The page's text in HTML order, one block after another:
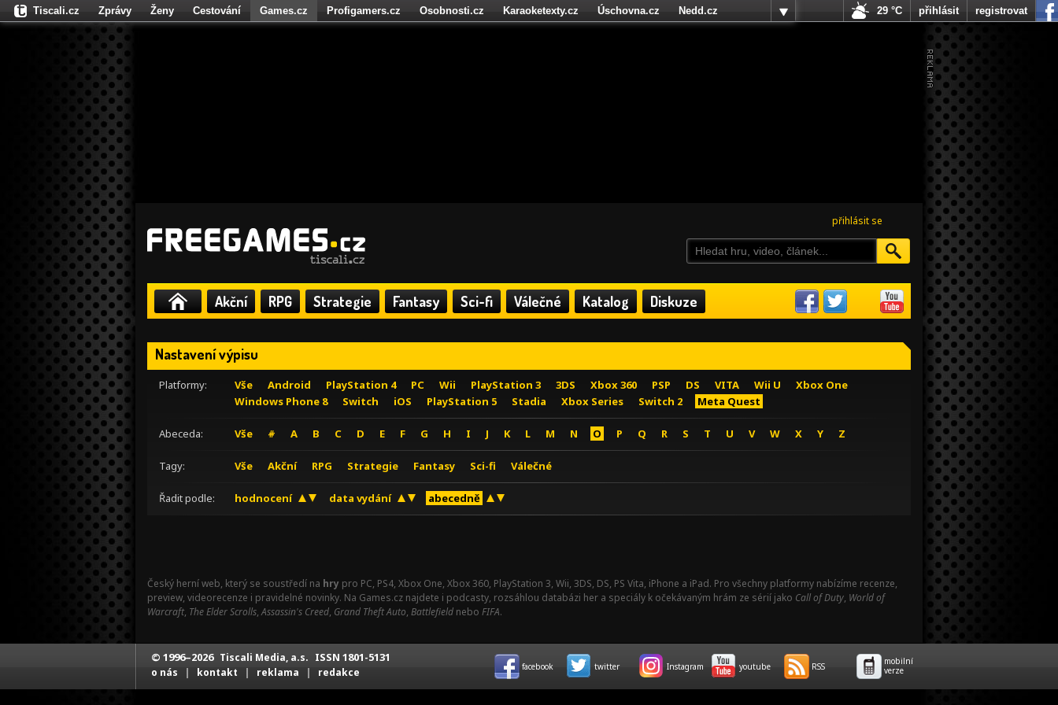
přihlásit se
Akční RPG Strategie Fantasy Sci-fi Válečné Katalog Diskuze
Nastavení výpisu
Platformy: Vše Android PlayStation 4 PC Wii PlayStation 3 3DS Xbox 360 PSP DS VITA Wii U
Xbox One
Windows Phone 8
Switch iOS PlayStation 5 Stadia Xbox Series Switch 2 Meta Quest
Abeceda: Vše # A B C D E F G H I J K L M N O P Q R S T U V W X Y Z
Tagy: Vše Akční RPG Strategie Fantasy Sci-fi Válečné
Řadit podle: hodnocení data vydání abecedně
Český herní web, který se soustředí na hry pro PC, PS4, Xbox One, Xbox 360, PlayStation 3, Wii, 3DS, DS, PS Vita, iPhone a iPad. Pro všechny platformy nabízíme recenze,
preview, videorecenze i pravidelné novinky. Na Games.cz najdete i podcasty, rozsáhlou databázi her a speciály k očekávaným hrám ze sérií jako Call of Duty, World of
Warcraft, The Elder Scrolls,Assassin's Creed, Grand Theft Auto, Battlefield nebo FIFA.
Tiscali.cz Zprávy Ženy Cestování Games.cz Profigamers.cz Osobnosti.cz Karaoketexty.cz Úschovna.cz
Nedd.cz
Fights.cz
29 °C přihlásit registrovat
© 1996–2026 Tiscali Media, a.s. ISSN 1801-5131
o nás | kontakt | reklama | redakce facebook twitter Instagram youtube RSS
mobilní
verze